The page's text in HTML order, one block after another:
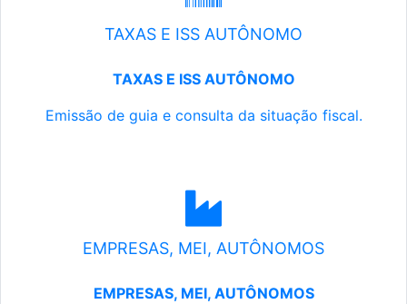
TAXAS E ISS AUTÔNOMO
TAXAS E ISS AUTÔNOMO
Emissão de guia e consulta da situação fiscal.
EMPRESAS, MEI, AUTÔNOMOS
EMPRESAS, MEI, AUTÔNOMOS